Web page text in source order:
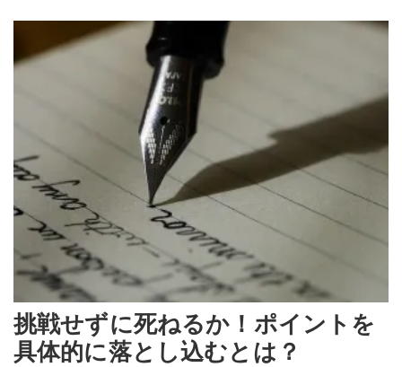
挑戦せずに死ねるか！ポイントを
具体的に落とし込むとは？